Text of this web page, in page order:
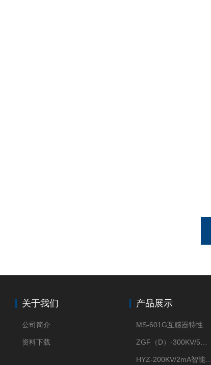
关于我们
公司简介
资料下载
产品展示